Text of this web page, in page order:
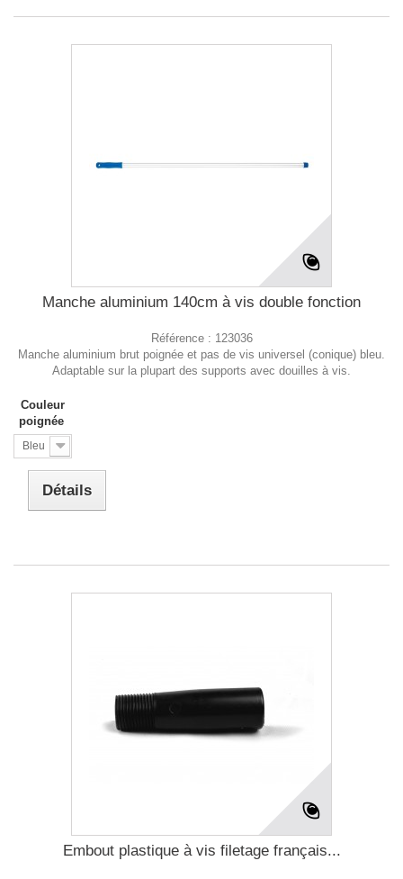
Manche aluminium 140cm à vis double fonction
Référence : 123036
Manche aluminium brut poignée et pas de vis universel (conique) bleu.
Adaptable sur la plupart des supports avec douilles à vis.
Couleur
poignée
Bleu
Détails
Embout plastique à vis filetage français...